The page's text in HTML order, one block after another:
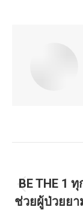
BE THE 1
ช่วยผู้ป่วยย